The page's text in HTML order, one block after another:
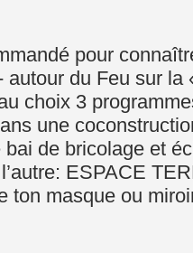
pour
autour du Feu sur la
choix 3
une
bai de bricolage et
ESPACE
ton masque ou